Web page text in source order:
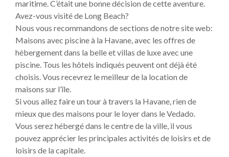
maritime. C’était une bonne décision de cette aventure.
Avez-vous visité de Long Beach?
Nous vous recommandons de sections de notre site web:
Maisons avec piscine à la Havane, avec les offres de
hébergement dans la belle et villas de luxe avec une
piscine. Tous les hôtels indiqués peuvent ont déjà été
choisis. Vous recevrez le meilleur de la location de
maisons sur l’île.
Si vous allez faire un tour à travers la Havane, rien de
mieux que des maisons pour le loyer dans le Vedado.
Vous serez hébergé dans le centre de la ville, il vous
pouvez apprécier les principales activités de loisirs et de
loisirs de la capitale.